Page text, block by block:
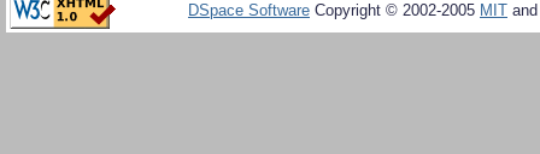
DSpace Software Copyright © 2002-2005 MIT